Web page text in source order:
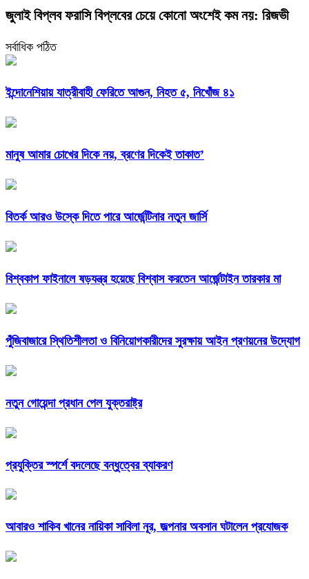
জুলাই বিপ্লব ফরাসি বিপ্লবের চেয়ে কোনো অংশেই কম নয়: রিজভী
সর্বাধিক পঠিত
ইন্দোনেশিয়ায় যাত্রীবাহী ফেরিতে আগুন, নিহত ৫, নিখোঁজ ৪১
মানুষ আমার চোখের দিকে নয়, ব্রণের দিকেই তাকাত’
বিতর্ক আরও উস্কে দিতে পারে আর্জেন্টিনার নতুন জার্সি
বিশ্বকাপ ফাইনালে ষড়যন্ত্র হয়েছে বিশ্বাস করতেন আর্জেন্টাইন তারকার মা
পুঁজিবাজারে স্থিতিশীলতা ও বিনিয়োগকারীদের সুরক্ষায় আইন প্রণয়নের উদ্যোগ
নতুন গোয়েন্দা প্রধান পেল যুক্তরাষ্ট্র
প্রযুক্তির স্পর্শে বদলেছে বন্ধুত্বের ব্যাকরণ
আবারও শাকিব খানের নায়িকা সাবিলা নূর, জল্পনার অবসান ঘটালেন প্রযোজক